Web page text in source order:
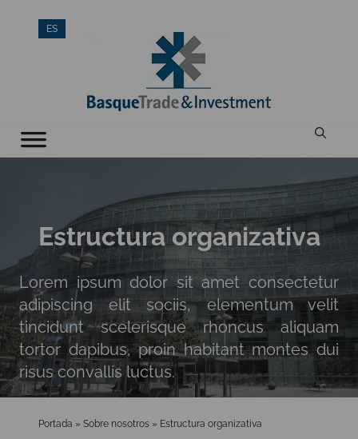
ES
Estructura organizativa
Lorem ipsum dolor sit amet consectetur
adipiscing elit sociis, elementum velit
tincidunt scelerisque rhoncus aliquam
tortor dapibus, proin habitant montes dui
risus convallis luctus.
Portada » Sobre nosotros » Estructura organizativa